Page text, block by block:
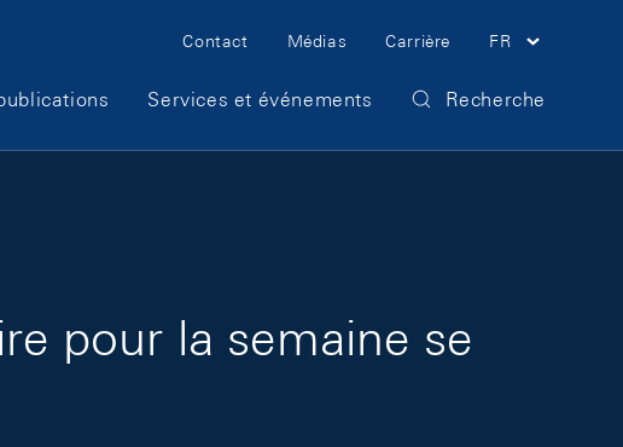
Meta Navigation
Contact Médias Carrière FR
Services et événements Recherche
pour la semaine se